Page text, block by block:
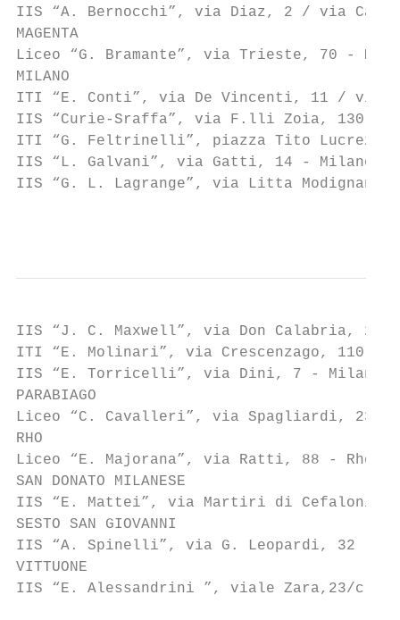
IIS “A. Bernocchi”, via Diaz, 2 / via
MAGENTA
Liceo “G. Bramante”, via Trieste, 70 -
MILANO
ITI “E. Conti”, via De Vincenti, 11 / via
IIS “Curie-Sraffa”, via F.lli Zoia, 130 -
ITI “G. Feltrinelli”, piazza Tito
IIS “L. Galvani”, via Gatti, 14 - Milano,
IIS “G. L. Lagrange”, via Litta
IIS “J. C. Maxwell”, via Don Calabria, 2 -
ITI “E. Molinari”, via Crescenzago, 110 -
IIS “E. Torricelli”, via Dini, 7 - Milano,
PARABIAGO
Liceo “C. Cavalleri”, via Spagliardi, 23 -
RHO
Liceo “E. Majorana”, via Ratti, 88 - Rho,
SAN DONATO MILANESE
IIS “E. Mattei”, via Martiri di Cefalonia,
SESTO SAN GIOVANNI
IIS “A. Spinelli”, via G. Leopardi, 32 -
VITTUONE
IIS “E. Alessandrini ”, viale Zara,23/c -